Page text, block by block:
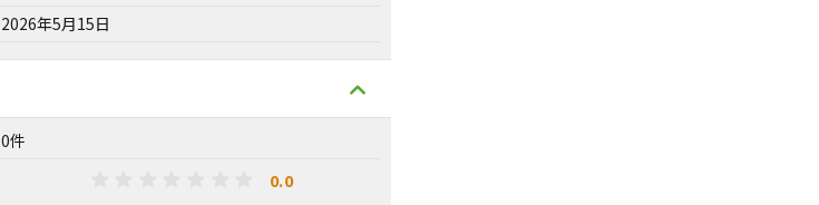
2026年5月15日
0件
0.0